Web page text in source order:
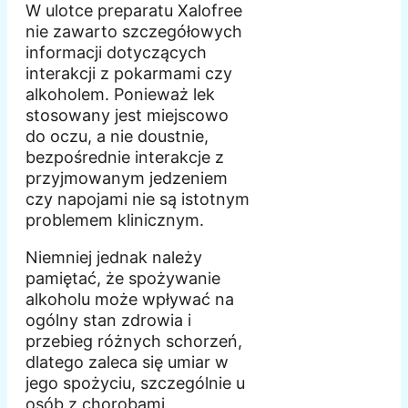
W ulotce preparatu Xalofree
nie zawarto szczegółowych
informacji dotyczących
interakcji z pokarmami czy
alkoholem. Ponieważ lek
stosowany jest miejscowo
do oczu, a nie doustnie,
bezpośrednie interakcje z
przyjmowanym jedzeniem
czy napojami nie są istotnym
problemem klinicznym.
Niemniej jednak należy
pamiętać, że spożywanie
alkoholu może wpływać na
ogólny stan zdrowia i
przebieg różnych schorzeń,
dlatego zaleca się umiar w
jego spożyciu, szczególnie u
osób z chorobami